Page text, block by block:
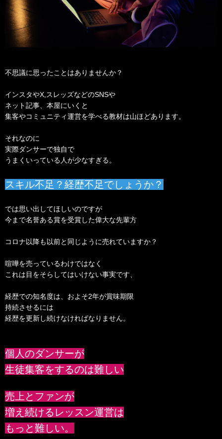
不思議に思ったことはありませんか？
インスタやX,スレッズなどのSNSや
ネット記事、本屋にいくと
集客やコミュニティ運営を学べる教材は山ほどあります。
それなのに
実際ダンサーで独自で
うまくいっている人が少なすぎる。
スキル不足？経歴不足でしょうか？
では思い出してほしいのですが
今まで名誉ある賞を受賞した偉大な先輩方
コロナ以降も以前と同じように売れていますか？
喧嘩を売っているわけではなく
これは目をそらしてはいけない事実です、
経歴での知名度は、およそ2年が賞味期限
持続させるには
経歴を更新し続けなければなりません。
個人のダンサーが
生徒集客をするのは難しい
売上とファンが
増え続けるレッスン運営は
もっと難しい。